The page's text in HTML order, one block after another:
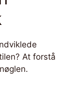
At forstå